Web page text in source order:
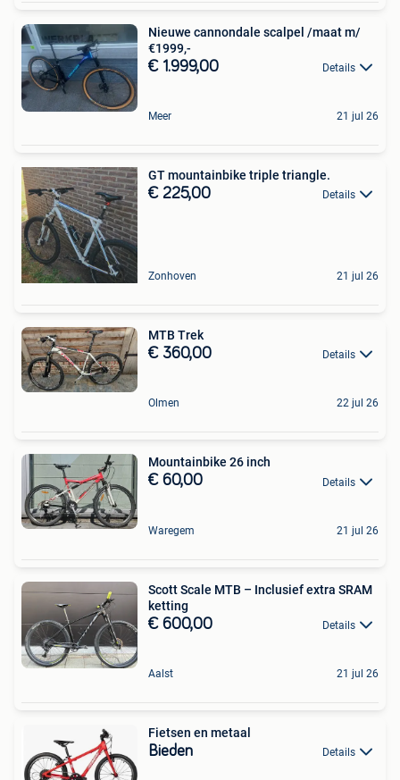
Nieuwe cannondale scalpel /maat m/
€1999,-
€ 1.999,00 Details
Meer 21 jul 26
GT mountainbike triple triangle.
€ 225,00 Details
Zonhoven 21 jul 26
MTB Trek
€ 360,00 Details
Olmen 22 jul 26
Mountainbike 26 inch
€ 60,00 Details
Waregem 21 jul 26
Scott Scale MTB – Inclusief extra SRAM
ketting
€ 600,00 Details
Aalst 21 jul 26
Fietsen en metaal
Bieden Details